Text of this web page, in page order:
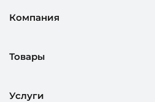
Компания
Товары
Услуги